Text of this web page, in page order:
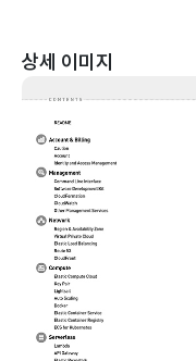
상세 이미지